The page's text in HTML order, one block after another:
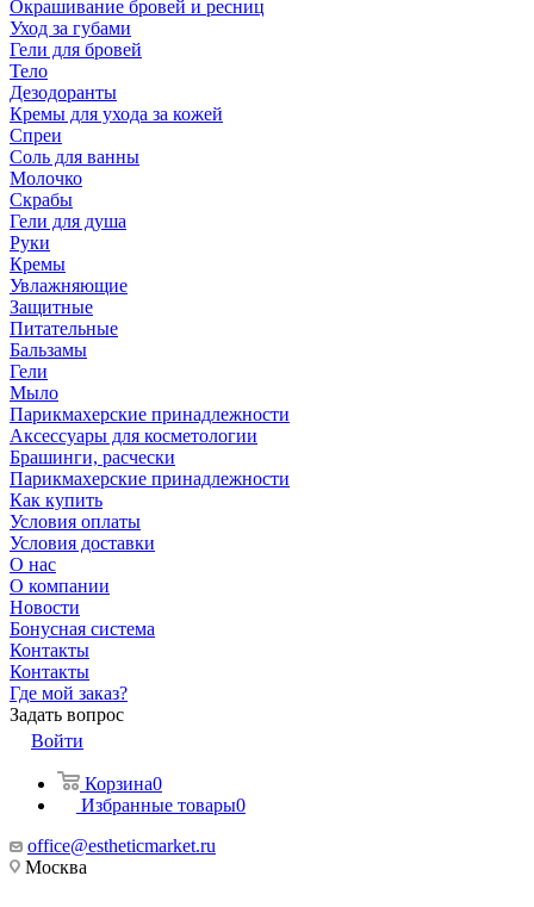
Окрашивание бровей и ресниц
Уход за губами
Гели для бровей
Тело
Дезодоранты
Кремы для ухода за кожей
Спреи
Соль для ванны
Молочко
Скрабы
Гели для душа
Руки
Кремы
Увлажняющие
Защитные
Питательные
Бальзамы
Гели
Мыло
Парикмахерские принадлежности
Аксессуары для косметологии
Брашинги, расчески
Парикмахерские принадлежности
Как купить
Условия оплаты
Условия доставки
О нас
О компании
Новости
Бонусная система
Контакты
Контакты
Где мой заказ?
Задать вопрос
Войти
Корзина0
Избранные товары0
office@estheticmarket.ru
Москва